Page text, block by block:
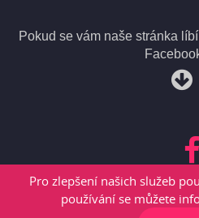
Pro zlepšení našich služeb
používání se můžete
Pokud se vám naše stránka